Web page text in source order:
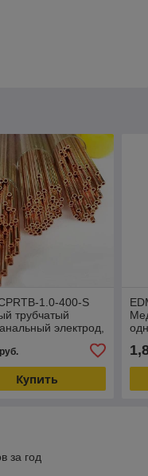
1.0-400-S
трубчатый
электрод,
Купить
за год